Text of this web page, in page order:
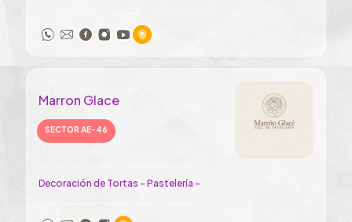
Marron Glace
SECTOR AE-46
Decoración de Tortas - Pastelería -